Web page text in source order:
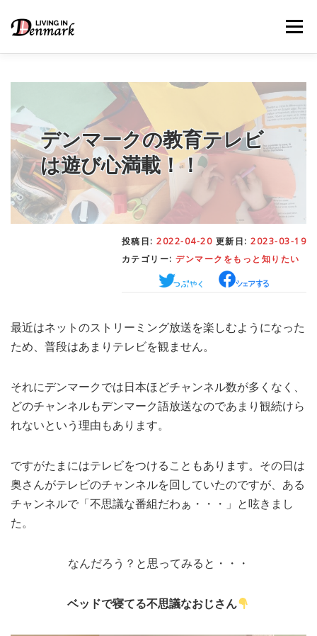
メニュー
LIFE TIPS – 生活便利帳 – ごはん事情
STUDY– 留学関連情報
WORK– デンマークの働き方
– 日本人の考察
MEDIA– メディア掲載 TRAVEL– 旅行
EVERYDAY– 日常ブログ
デンマークの教育テレビ
は遊び心満載！！
投稿日: 2022-04-20 更新日: 2023-03-19
カテゴリー: デンマークをもっと知りたい
最近はネットのストリーミング放送を楽しむようになった
ため、普段はあまりテレビを観ません。
それにデンマークでは日本ほどチャンネル数が多くなく、
どのチャンネルもデンマーク語放送なのであまり観続けら
れないという理由もあります。
ですがたまにはテレビをつけることもあります。その日は
奥さんがテレビのチャンネルを回していたのですが、ある
チャンネルで「不思議な番組だわぁ・・・」と呟きまし
た。
なんだろう？と思ってみると・・・
ベッドで寝てる不思議なおじさん